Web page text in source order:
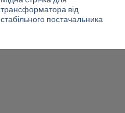
трансформатора від
стабільного постачальника